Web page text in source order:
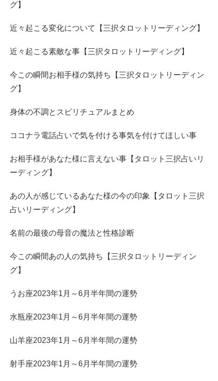
グ】
近々起こる変化について【三択タロットリーディング】
近々起こる素敵な事【三択タロットリーディング】
今この瞬間お相手様の気持ち【三択タロットリーディン
グ】
身体の不調とスピリチュアルまとめ
ココナラ電話占いで気を付ける事気を付けてほしい事
お相手様があなた様に言えない事【タロット三択占いリ
ーディング】
あの人が感じているあなた様の今の印象【タロット三択
占いリーディング】
名前の最後の母音の魔法と性格診断
今この瞬間あの人の気持ち【三択タロットリーディン
グ】
うお座2023年1月～6月半年間の運勢
水瓶座2023年1月～6月半年間の運勢
山羊座2023年1月～6月半年間の運勢
射手座2023年1月～6月半年間の運勢